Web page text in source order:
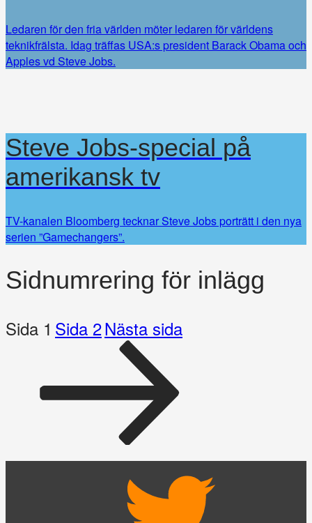
Ledaren för den fria världen möter ledaren för världens
teknikfrälsta. Idag träffas USA:s president Barack Obama och
Apples vd Steve Jobs.
Steve Jobs-special på
amerikansk tv
TV-kanalen Bloomberg tecknar Steve Jobs porträtt i den nya
serien ”Gamechangers”.
Sidnumrering för inlägg
Sida 1 Sida 2Nästa sida